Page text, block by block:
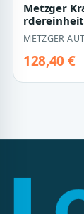
Metzger
rdereinheit
Seat Leon
Octavia
METZGER
128,40 €